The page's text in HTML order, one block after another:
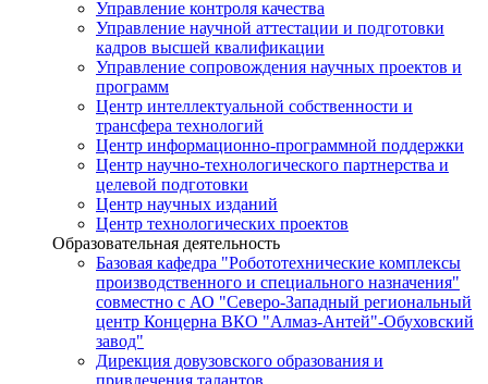
Управление контроля качества
Управление научной аттестации и подготовки
кадров высшей квалификации
Управление сопровождения научных проектов и
программ
Центр интеллектуальной собственности и
трансфера технологий
Центр информационно-программной поддержки
Центр научно-технологического партнерства и
целевой подготовки
Центр научных изданий
Центр технологических проектов
Образовательная деятельность
Базовая кафедра "Робототехнические комплексы
производственного и специального назначения"
совместно с АО "Северо-Западный региональный
центр Концерна ВКО "Алмаз-Антей"-Обуховский
завод"
Дирекция довузовского образования и
привлечения талантов